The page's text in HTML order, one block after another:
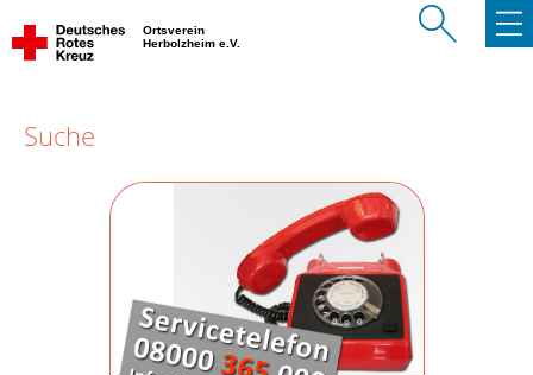
Ortsverein
Herbolzheim e.V.
Suche